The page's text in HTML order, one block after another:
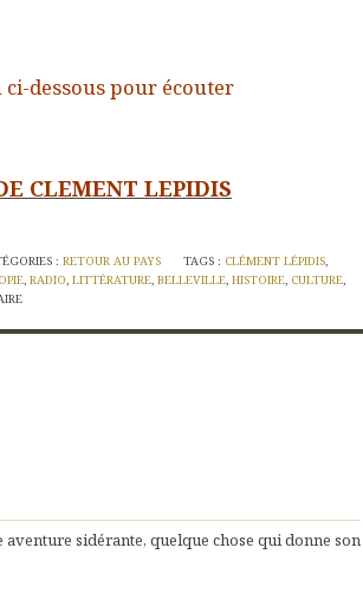
dessous pour écouter
CLEMENT LEPIDIS
: RETOUR AU PAYS TAGS : CLÉMENT LÉPIDIS,
, RADIO, LITTÉRATURE, BELLEVILLE, HISTOIRE, CULTURE,
aventure sidérante, quelque chose qui donne son